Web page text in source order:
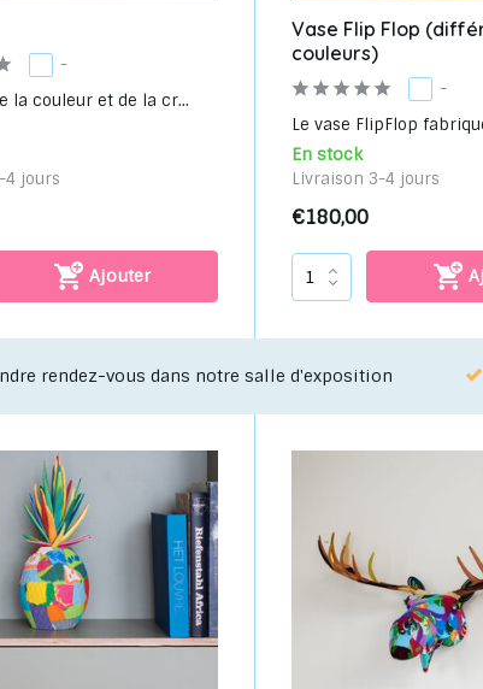
-
la couleur et de la cr...
4 jours
Ajouter
Vase Flip Flop
couleurs)
-
Le vase FlipFlop
En stock
Livraison 3-4 jours
€180,00
votre favori grâce à notre service de sélection!